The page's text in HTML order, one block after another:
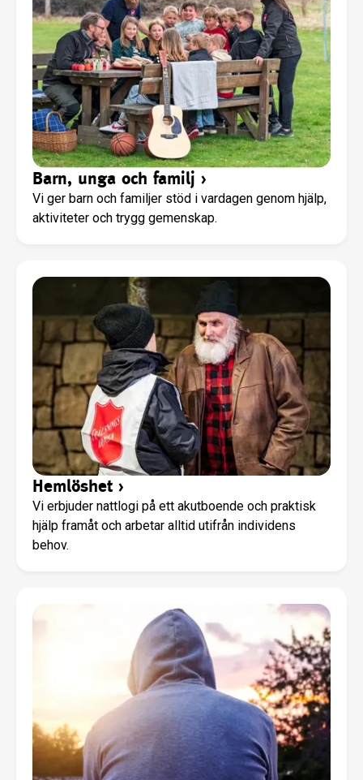
Barn, unga och familj ›
Vi ger barn och familjer stöd i vardagen genom hjälp,
aktiviteter och trygg gemenskap.
Hemlöshet ›
Vi erbjuder nattlogi på ett akutboende och praktisk
hjälp framåt och arbetar alltid utifrån individens
behov.